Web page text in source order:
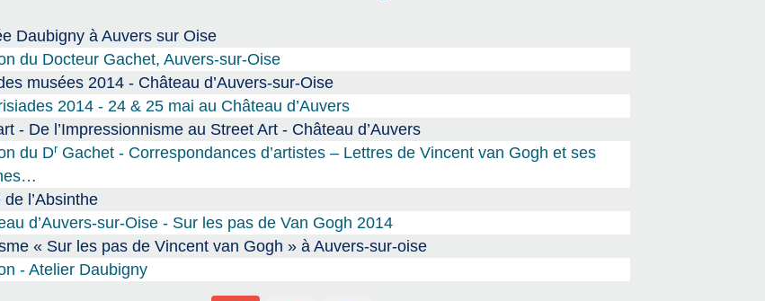
Daubigny à Auvers sur Oise
du Docteur Gachet, Auvers-sur-Oise
musées 2014 - Château d’Auvers-sur-Oise
2014 - 24 & 25 mai au Château d’Auvers
- De l’Impressionnisme au Street Art - Château d’Auvers
du DrGachet - Correspondances d’artistes – Lettres de Vincent van Gogh et ses
l’Absinthe
d’Auvers-sur-Oise - Sur les pas de Van Gogh 2014
« Sur les pas de Vincent van Gogh » à Auvers-sur-oise
- Atelier Daubigny